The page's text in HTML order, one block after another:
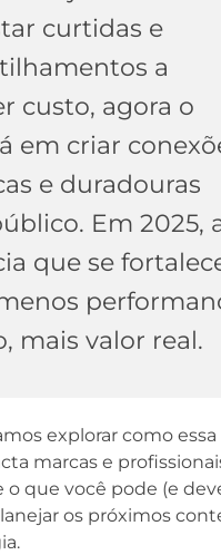
curtidas e
a
custo, agora o
em criar
e duradouras
Em 2025,
que se
mais valor real.
explorar como essa
marcas e
o que você pode (e
os próximos